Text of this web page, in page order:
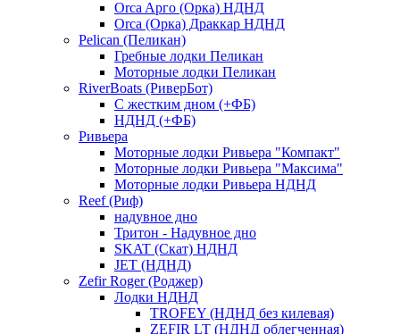
Orca Aрго (Орка) НДНД
Orca (Орка) Драккар НДНД
Pelican (Пеликан)
Гребные лодки Пеликан
Моторные лодки Пеликан
RiverBoats (РиверБот)
С жестким дном (+ФБ)
НДНД (+ФБ)
Ривьера
Моторные лодки Ривьера "Компакт"
Моторные лодки Ривьера "Максима"
Моторные лодки Ривьера НДНД
Reef (Риф)
надувное дно
Тритон - Надувное дно
SKAT (Скат) НДНД
JET (НДНД)
Zefir Roger (Роджер)
Лодки НДНД
TROFEY (НДНД без килевая)
ZEFIR LT (НДНД облегченная)